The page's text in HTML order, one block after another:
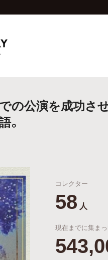
間近のプロジェクト
特集から探す
ジェクト
の公演を成功さ
。
コレクター
58 人
現在までに集ま